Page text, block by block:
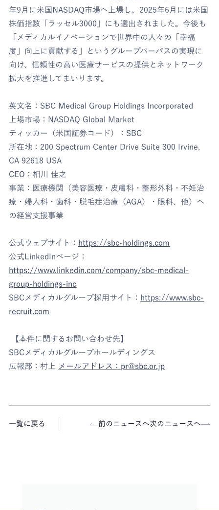
年9月に米国NASDAQ市場へ上場し、2025年6月には米国
株価指数「ラッセル3000」にも選出されました。今後も
「メディカルイノベーションで世界中の人々の「幸福
度」向上に貢献する」というグループパーパスの実現に
向け、信頼性の高い医療サービスの提供とネットワーク
拡大を推進してまいります。
英文名：SBC Medical Group Holdings Incorporated
上場市場：NASDAQ Global Market
ティッカー（米国証券コード）：SBC
所在地：200 Spectrum Center Drive Suite 300 Irvine,
CA 92618 USA
CEO：相川 佳之
事業：医療機関（美容医療・皮膚科・整形外科・不妊治
療・婦人科・歯科・脱毛症治療（AGA）・眼科、他）へ
の経営支援事業
公式ウェブサイト： https://sbc-holdings.com
公式LinkedInページ：
https://www.linkedin.com/company/sbc-medical-
group-holdings-inc
SBCメディカルグループ採用サイト： https://www.sbc-
recruit.com
【本件に関するお問い合わせ先】
SBCメディカルグループホールディングス
広報部：村上
メールアドレス： pr@sbc.or.jp
一覧に戻る 前のニュースへ次のニュースへ